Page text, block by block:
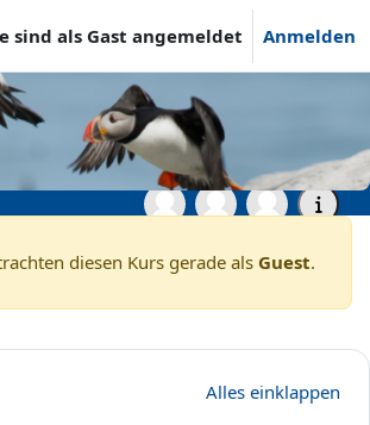
sind als Gast angemeldet Anmelden
Wintersemester 2020/2021
Algorithms
diesen Kurs gerade als Guest.
Alles einklappen